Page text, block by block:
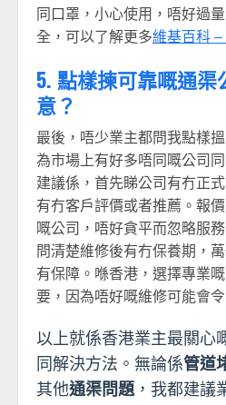
同口罩，小心使用，唔好過
全，可以了解更多維基百科 –
5. 點樣揀可靠嘅通
意？
最後，唔少業主都問我點樣
為市場上有好多唔同嘅公司
建議係，首先睇公司有冇正
有冇客戶評價或者推薦。報
嘅公司，唔好貪平而忽略服
問清楚維修後有冇保養期，
有保障。喺香港，選擇專業嘅
要，因為唔好嘅維修可能會
以上就係香港業主最關心
同解決方法。無論係管道
其他通渠問題，我都建議